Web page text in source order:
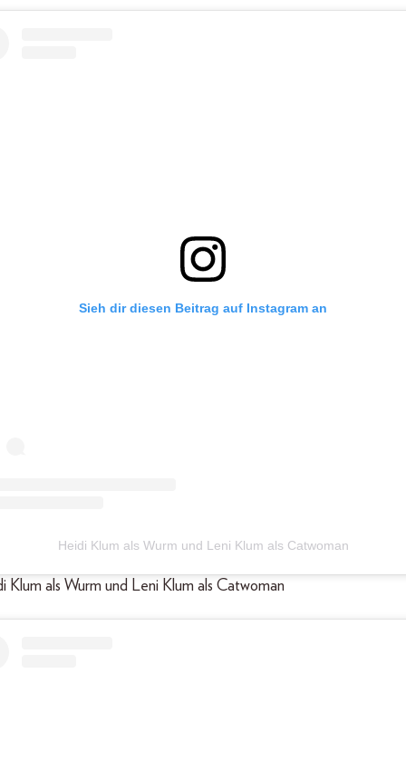
Sieh dir diesen Beitrag auf Instagram an
Heidi Klum als Wurm und Leni Klum als Catwoman
Klum als Wurm und Leni Klum als Catwoman